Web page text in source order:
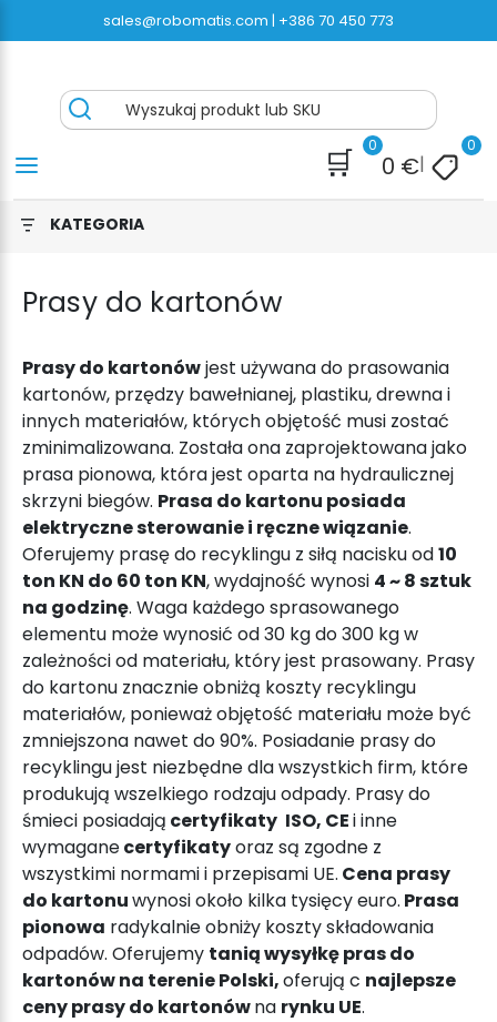
do
sales@robomatis.com | +386 70 450 773
Bandownica24.pl® – z Szybką Darmową
przesyłką Wysokiej jakości Urządzeń do
Battery Strapping Tools and Packing Machines
Delivered Fast and Free
Wyszukaj produkt lub SKU
🛒 0
0 €|
0
KATEGORIA
Prasy do kartonów
Prasy do kartonówjest używana do prasowania
kartonów, przędzy bawełnianej, plastiku, drewna i
innych materiałów, których objętość musi zostać
zminimalizowana. Została ona zaprojektowana jako
prasa pionowa, która jest oparta na hydraulicznej
skrzyni biegów. Prasa do kartonu posiada
elektryczne sterowanie i ręczne wiązanie.
Oferujemy prasę do recyklingu z siłą nacisku od10
ton KN do 60 ton KN, wydajność wynosi 4 ~ 8 sztuk
na godzinę. Waga każdego sprasowanego
elementu może wynosić od 30 kg do 300 kg w
zależności od materiału, który jest prasowany. Prasy
do kartonu znacznie obniżą koszty recyklingu
materiałów, ponieważ objętość materiału może być
zmniejszona nawet do 90%. Posiadanie prasy do
recyklingu jest niezbędne dla wszystkich firm, które
produkują wszelkiego rodzaju odpady. Prasy do
śmieci posiadają certyfikaty ISO, CEi inne
wymaganecertyfikatyoraz są zgodne z
wszystkimi normami i przepisami UE. Cena prasy
do kartonuwynosi około kilka tysięcy euro. Prasa
pionowa radykalnie obniży koszty składowania
odpadów. Oferujemy tanią wysyłkę pras do
kartonów na terenie Polski,oferują c najlepsze
ceny prasy do kartonówna rynku UE.